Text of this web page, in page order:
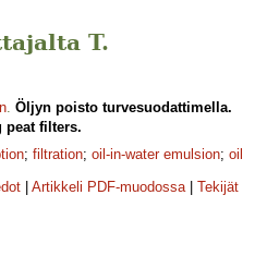
T.
. Öljyn poisto turvesuodattimella.
peat filters.
; filtration; oil-in-water emulsion; oil
Artikkeli PDF-muodossa| Tekijät